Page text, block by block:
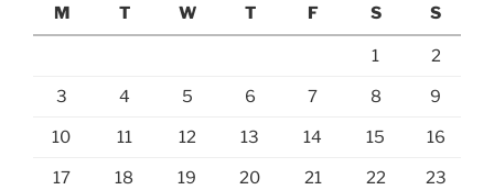
M
T W T F S S
1 2
3 4 5 6 7 8 9
10 11 12 13 14 15 16
17 18 19 20 21 22 23